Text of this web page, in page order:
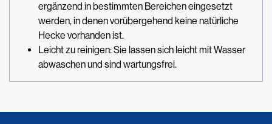
ergänzend in bestimmten Bereichen eingesetzt
werden, in denen vorübergehend keine natürliche
Hecke vorhanden ist.
Leicht zu reinigen: Sie lassen sich leicht mit Wasser
abwaschen und sind wartungsfrei.